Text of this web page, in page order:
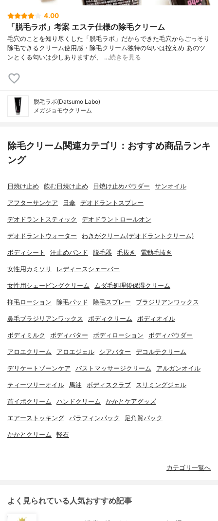
4.00
「脱毛ラボ」考案 エステ仕様の除毛クリーム
毛穴のことを知り尽くした「脱毛ラボ」だからできた毛穴からごっそり
除毛できるクリーム使用感・除毛クリーム独特の匂いは控えめ あのツ
ンとくる匂いは少しありますが、 …続きを見る
脱毛ラボ(Datsumo Labo)
メガジョモウクリーム
除毛クリーム関連カテゴリ：おすすめ商品ランキ
ング
日焼け止め 飲む日焼け止め 日焼け止めパウダー サンオイル
アフターサンケア 日傘 デオドラントスプレー
デオドラントスティック デオドラントロールオン
デオドラントウォーター わきがクリーム(デオドラントクリーム)
ボディシート 汗止めバンド 脱毛器 毛抜き 電動毛抜き
女性用カミソリ レディースシェーバー
女性用シェービングクリーム ムダ毛処理後保湿クリーム
抑毛ローション 除毛パッド 除毛スプレー ブラジリアンワックス
鼻毛ブラジリアンワックス ボディクリーム ボディオイル
ボディミルク ボディバター ボディローション ボディパウダー
アロエクリーム アロエジェル シアバター デコルテクリーム
デリケートゾーンケア バストマッサージクリーム アルガンオイル
ティーツリーオイル 馬油 ボディスクラブ スリミングジェル
首イボクリーム ハンドクリーム かかとケアグッズ
エアーストッキング パラフィンパック 足角質パック
かかとクリーム 軽石
カテゴリ一覧へ
よく見られている人気おすすめ記事